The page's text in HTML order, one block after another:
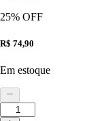
25% OFF
R$ 74,90
Em estoque